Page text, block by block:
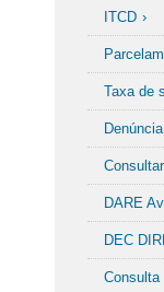
ITCD
Taxa de
DARE
DEC
Consulta